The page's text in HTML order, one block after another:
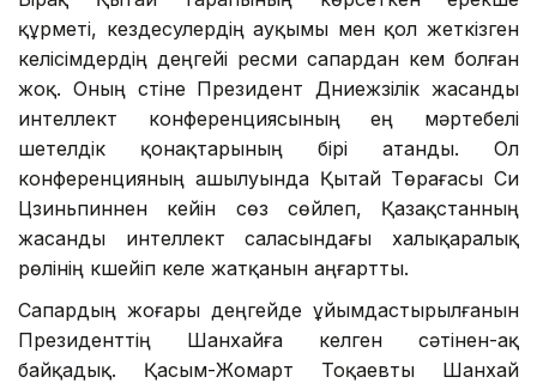
құрметі, кездесулердің ауқымы мен қол жеткізген
келісімдердің деңгейі ресми сапардан кем болған
жоқ. Оның үстіне Президент Дүниежүзілік жасанды
интеллект конференциясының ең мәртебелі
шетелдік қонақтарының бірі атанды. Ол
конференцияның ашылуында Қытай Төрағасы Си
Цзиньпиннен кейін сөз сөйлеп, Қазақстанның
жасанды интеллект саласындағы халықаралық
рөлінің күшейіп келе жатқанын аңғартты.
Сапардың жоғары деңгейде ұйымдастырылғанын
Президенттің Шанхайға келген сәтінен-ақ
байқадық. Қасым-Жомарт Тоқаевты Шанхай